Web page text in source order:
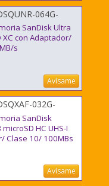
064G-
SanDisk Ultra
XC con Adaptador/
s
Avísame
032G-
SanDisk
HC UHS-I
Clase 10/ 100MBs
Avísame